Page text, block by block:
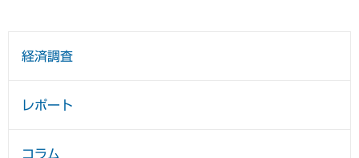
経済調査
レポート
コラム